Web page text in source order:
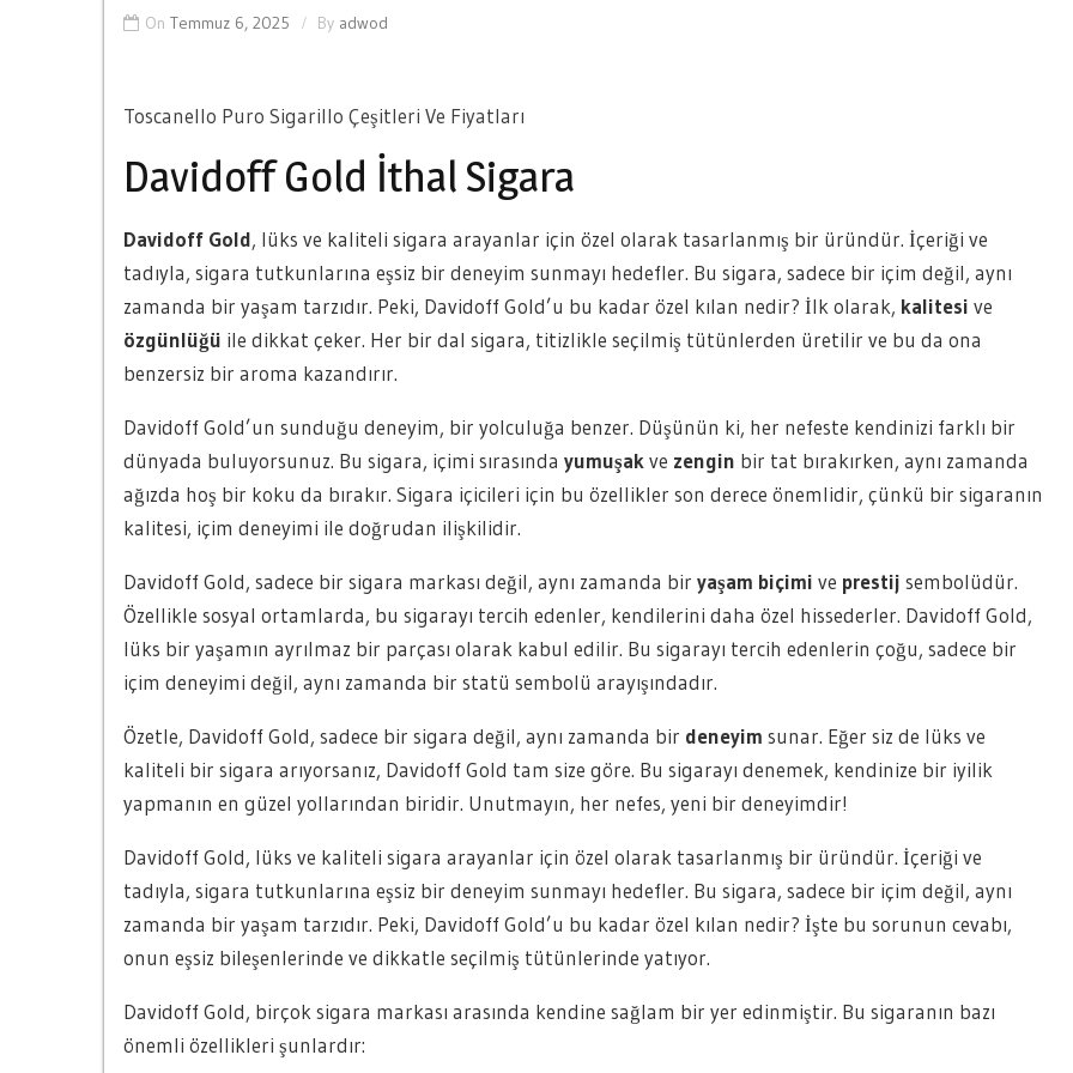
On Temmuz 6, 2025 By adwod
Toscanello Puro Sigarillo Çeşitleri Ve Fiyatları
Davidoff Gold İthal Sigara
Davidoff Gold, lüks ve kaliteli sigara arayanlar için özel olarak tasarlanmış bir üründür. İçeriği ve
tadıyla, sigara tutkunlarına eşsiz bir deneyim sunmayı hedefler. Bu sigara, sadece bir içim değil, aynı
zamanda bir yaşam tarzıdır. Peki, Davidoff Gold’u bu kadar özel kılan nedir? İlk olarak, kalitesi ve
özgünlüğü ile dikkat çeker. Her bir dal sigara, titizlikle seçilmiş tütünlerden üretilir ve bu da ona
benzersiz bir aroma kazandırır.
Davidoff Gold’un sunduğu deneyim, bir yolculuğa benzer. Düşünün ki, her nefeste kendinizi farklı bir
dünyada buluyorsunuz. Bu sigara, içimi sırasında yumuşak ve zengin bir tat bırakırken, aynı zamanda
ağızda hoş bir koku da bırakır. Sigara içicileri için bu özellikler son derece önemlidir, çünkü bir sigaranın
kalitesi, içim deneyimi ile doğrudan ilişkilidir.
Davidoff Gold, sadece bir sigara markası değil, aynı zamanda bir yaşam biçimi ve prestij sembolüdür.
Özellikle sosyal ortamlarda, bu sigarayı tercih edenler, kendilerini daha özel hissederler. Davidoff Gold,
lüks bir yaşamın ayrılmaz bir parçası olarak kabul edilir. Bu sigarayı tercih edenlerin çoğu, sadece bir
içim deneyimi değil, aynı zamanda bir statü sembolü arayışındadır.
Özetle, Davidoff Gold, sadece bir sigara değil, aynı zamanda bir deneyim sunar. Eğer siz de lüks ve
kaliteli bir sigara arıyorsanız, Davidoff Gold tam size göre. Bu sigarayı denemek, kendinize bir iyilik
yapmanın en güzel yollarından biridir. Unutmayın, her nefes, yeni bir deneyimdir!
Davidoff Gold, lüks ve kaliteli sigara arayanlar için özel olarak tasarlanmış bir üründür. İçeriği ve
tadıyla, sigara tutkunlarına eşsiz bir deneyim sunmayı hedefler. Bu sigara, sadece bir içim değil, aynı
zamanda bir yaşam tarzıdır. Peki, Davidoff Gold’u bu kadar özel kılan nedir? İşte bu sorunun cevabı,
onun eşsiz bileşenlerinde ve dikkatle seçilmiş tütünlerinde yatıyor.
Davidoff Gold, birçok sigara markası arasında kendine sağlam bir yer edinmiştir. Bu sigaranın bazı
önemli özellikleri şunlardır: